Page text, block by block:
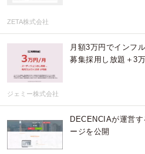
ZETA株式会社
月額3万円でインフ
募集採用し放題＋3
ジェミー株式会社
DECENCIAが運営
ージを公開